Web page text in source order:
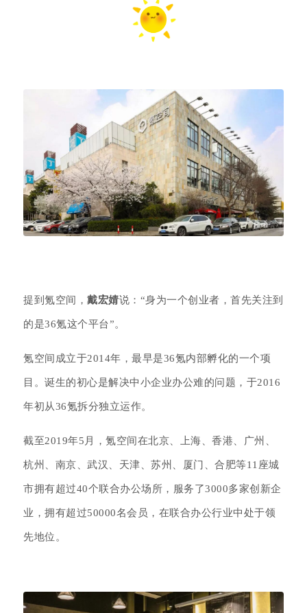
提到氪空间，戴宏婧说：“身为一个创业者，首先关注到
的是36氪这个平台”。
氪空间成立于2014年，最早是36氪内部孵化的一个项
目。诞生的初心是解决中小企业办公难的问题，于2016
年初从36氪拆分独立运作。
截至2019年5月，氪空间在北京、上海、香港、广州、
杭州、南京、武汉、天津、苏州、厦门、合肥等11座城
市拥有超过40个联合办公场所，服务了3000多家创新企
业，拥有超过50000名会员，在联合办公行业中处于领
先地位。